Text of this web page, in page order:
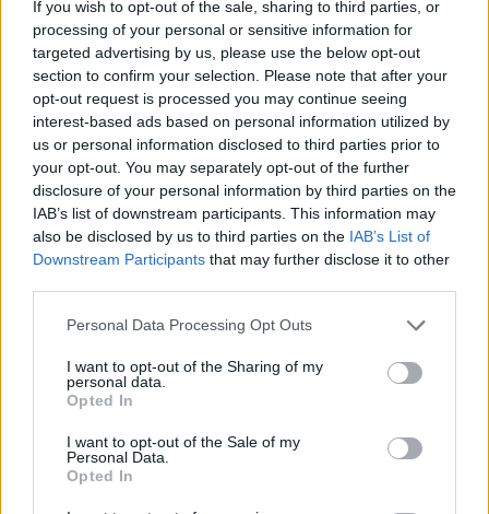
If you wish to opt-out of the sale, sharing to third parties, or
processing of your personal or sensitive information for
targeted advertising by us, please use the below opt-out
section to confirm your selection. Please note that after your
opt-out request is processed you may continue seeing
interest-based ads based on personal information utilized by
us or personal information disclosed to third parties prior to
your opt-out. You may separately opt-out of the further
disclosure of your personal information by third parties on the
IAB’s list of downstream participants. This information may
also be disclosed by us to third parties on the IAB’s List of
Downstream Participants that may further disclose it to other
Personal Data Processing Opt Outs
I want to opt-out of the Sharing of my
personal data.
Opted In
I want to opt-out of the Sale of my
Personal Data.
Opted In
G-SPORTS
Δίκη Πιστόριους: Ο δικηγόρος του έκανε
λόγο για αρχέγονα ένστικτα και φόβο
18:00 @08-08-2014